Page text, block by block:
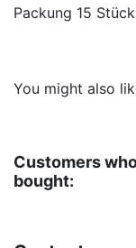
Packung 15 Stück
Teesorte
You might also
Customers
bought: